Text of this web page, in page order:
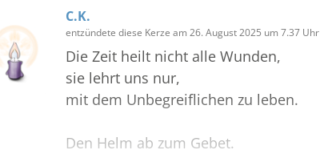
C.K.
entzündete diese Kerze am 26. August 2025 um 7.37 Uhr
Die Zeit heilt nicht alle Wunden,
sie lehrt uns nur,
mit dem Unbegreiflichen zu leben.
Den Helm ab zum Gebet.